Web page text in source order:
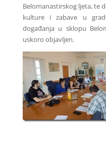
Belomanastirskog ljeta, te
kulture i zabave u
događanja u sklopu
uskoro objavljen.